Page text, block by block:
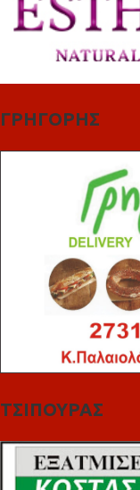
ΓΡΗΓΟΡΗΣ
ΤΣΙΠΟΥΡΑΣ